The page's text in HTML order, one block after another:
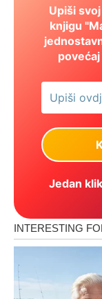
Upiši
knjigu
Jedan